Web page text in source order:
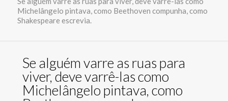
Michelângelo pintava, como Beethoven compunha, como
Shakespeare escrevia.
Se alguém varre as ruas para
viver, deve varrê-las como
Michelângelo pintava, como